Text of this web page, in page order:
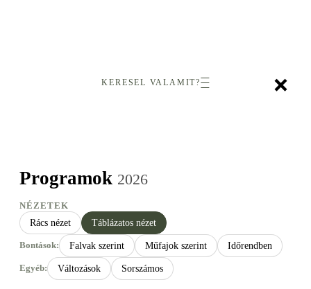
×
KERESEL VALAMIT?
Programok 2026
NÉZETEK
Rács nézet
Táblázatos nézet
Bontások: Falvak szerint Műfajok szerint Időrendben
Egyéb: Változások Sorszámos